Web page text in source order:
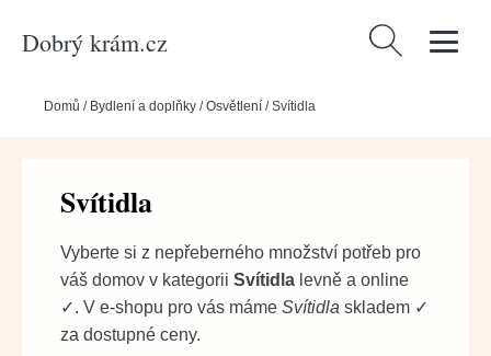
Dobrý krám.cz Vyhledávání
Domů / Bydlení a doplňky /Osvětlení /Svítidla
Svítidla
Vyberte si z nepřeberného množství potřeb pro
váš domov v kategorii Svítidla levně a online
✓. V e-shopu pro vás máme Svítidla skladem ✓
za dostupné ceny.